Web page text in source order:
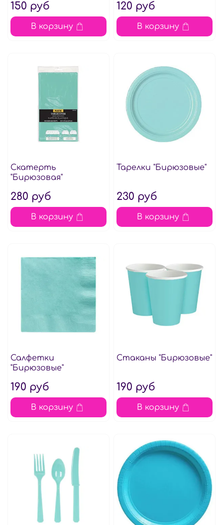
150 руб
В корзину
120 руб
В корзину
Скатерть
"Бирюзовая"
280 руб
В корзину
Тарелки "Бирюзовые"
230 руб
В корзину
Салфетки
"Бирюзовые"
190 руб
В корзину
Стаканы "Бирюзовые"
190 руб
В корзину